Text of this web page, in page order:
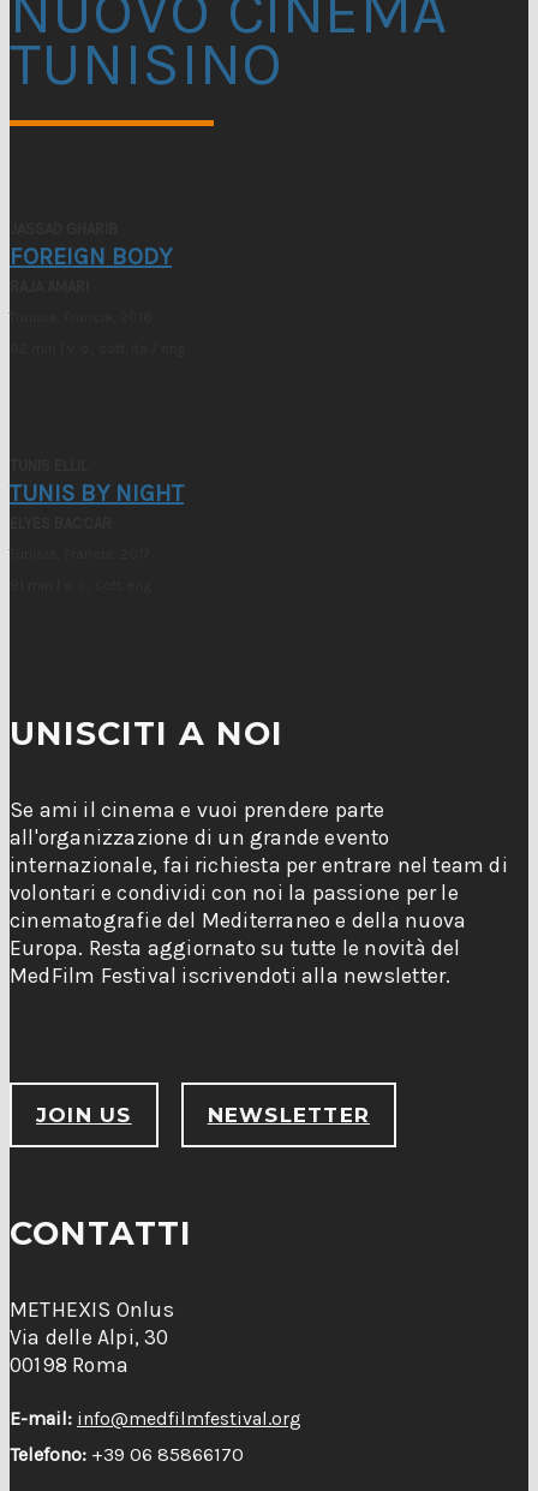
TUNISINO
FOREIGN BODY
TUNIS BY NIGHT
UNISCITI A NOI
Se ami il cinema e vuoi prendere parte
all'organizzazione di un grande evento
internazionale, fai richiesta per entrare nel team di
volontari e condividi con noi la passione per le
cinematografie del Mediterraneo e della nuova
Europa. Resta aggiornato su tutte le novità del
MedFilm Festival iscrivendoti alla newsletter.
JOIN US NEWSLETTER
CONTATTI
METHEXIS Onlus
Via delle Alpi, 30
00198 Roma
E-mail: info@medfilmfestival.org
Telefono: +39 06 85866170